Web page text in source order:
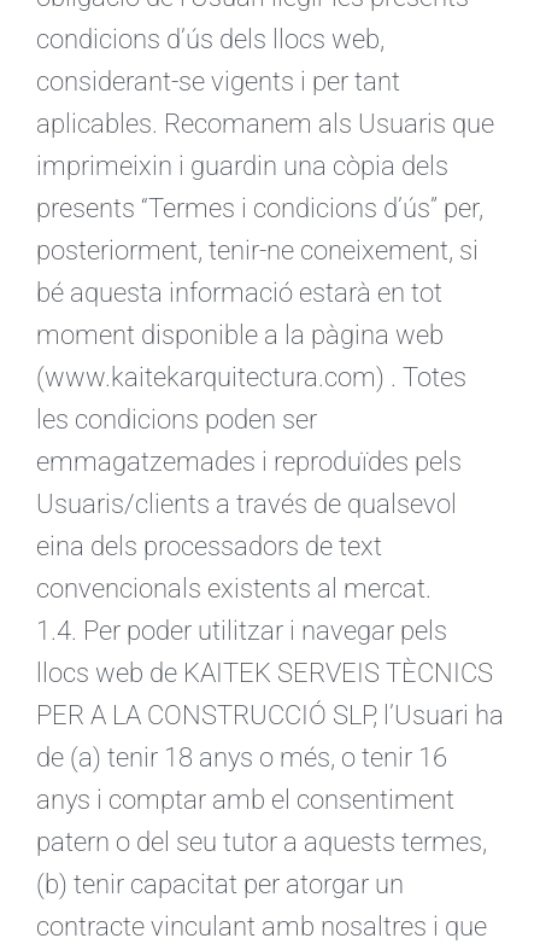
condicions d’ús dels llocs web,
considerant-se vigents i per tant
aplicables. Recomanem als Usuaris que
imprimeixin i guardin una còpia dels
presents “Termes i condicions d’ús” per,
posteriorment, tenir-ne coneixement, si
bé aquesta informació estarà en tot
moment disponible a la pàgina web
(www.kaitekarquitectura.com) . Totes
les condicions poden ser
emmagatzemades i reproduïdes pels
Usuaris/clients a través de qualsevol
eina dels processadors de text
convencionals existents al mercat.
1.4. Per poder utilitzar i navegar pels
llocs web de KAITEK SERVEIS TÈCNICS
PER A LA CONSTRUCCIÓ SLP, l’Usuari ha
de (a) tenir 18 anys o més, o tenir 16
anys i comptar amb el consentiment
patern o del seu tutor a aquests termes,
(b) tenir capacitat per atorgar un
contracte vinculant amb nosaltres i que